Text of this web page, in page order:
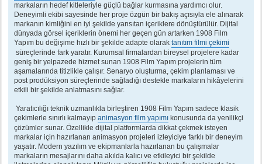
markaların hedef kitleleriyle güçlü bağlar kurmasına yardımcı olur.
Deneyimli ekibi sayesinde her proje özgün bir bakış açısıyla ele alınarak
markanın kimliğini en iyi şekilde yansıtan içeriklere dönüştürülür. Dijital
dünyada görsel içeriklerin önemi her geçen gün artarken 1908 Film
Yapım bu değişime hızlı bir şekilde adapte olarak tanıtım filmi çekimi
süreçlerinde fark yaratır. Kurumsal firmalardan bireysel projelere kadar
geniş bir yelpazede hizmet sunan 1908 Film Yapım projelerin tüm
aşamalarında titizlikle çalışır. Senaryo oluşturma, çekim planlaması ve
post prodüksiyon süreçlerinde sağladığı destekle markaların hikâyelerini
etkili bir şekilde anlatmasını sağlar.
Yaratıcılığı teknik uzmanlıkla birleştiren 1908 Film Yapım sadece klasik
çekimlerle sınırlı kalmayıp animasyon film yapımı konusunda da yenilikçi
çözümler sunar. Özellikle dijital platformlarda dikkat çekmek isteyen
markalar için hazırlanan animasyon projeleri izleyiciye farklı bir deneyim
yaşatır. Modern yazılım ve ekipmanlarla hazırlanan bu çalışmalar
markaların mesajlarını daha akılda kalıcı ve etkileyici bir şekilde